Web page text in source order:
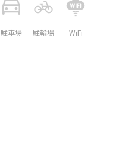
駐車場 駐輪場 WiFi